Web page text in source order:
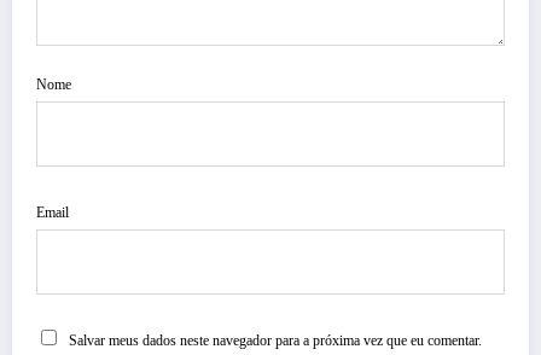
Nome
Email
Salvar meus dados neste navegador para a próxima vez que eu comentar.